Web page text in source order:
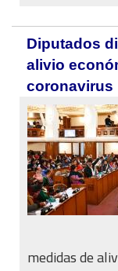
Diputados
alivio
coronavirus
medidas de